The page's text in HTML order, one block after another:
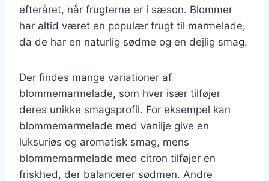
efteråret, når frugterne er i sæson. Blommer
har altid været en populær frugt til marmelade,
da de har en naturlig sødme og en dejlig smag.
Der findes mange variationer af
blommemarmelade, som hver især tilføjer
deres unikke smagsprofil. For eksempel kan
blommemarmelade med vanilje give en
luksuriøs og aromatisk smag, mens
blommemarmelade med citron tilføjer en
friskhed, der balancerer sødmen. Andre